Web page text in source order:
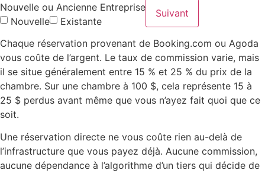
Nouvelle ou Ancienne Entreprise
Nouvelle
Existante
Suivant
Chaque réservation provenant de Booking.com ou Agoda
vous coûte de l’argent. Le taux de commission varie, mais
il se situe généralement entre 15 % et 25 % du prix de la
chambre. Sur une chambre à 100 $, cela représente 15 à
25 $ perdus avant même que vous n’ayez fait quoi que ce
soit.
Une réservation directe ne vous coûte rien au-delà de
l’infrastructure que vous payez déjà. Aucune commission,
aucune dépendance à l’algorithme d’un tiers qui décide de